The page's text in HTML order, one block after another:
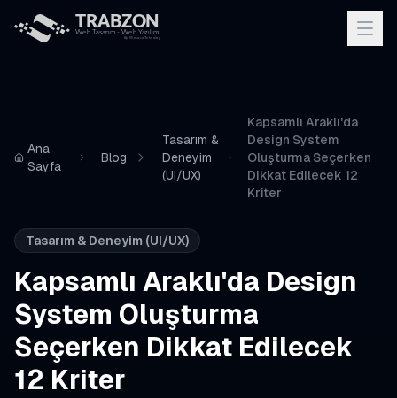
Ana
Sayfa
Blog
Tasarım &
Deneyim
(UI/UX)
Kapsamlı Araklı'da
Design System
Oluşturma Seçerken
Dikkat Edilecek 12
Kriter
Tasarım & Deneyim (UI/UX)
Kapsamlı Araklı'da Design
System Oluşturma
Seçerken Dikkat Edilecek
12 Kriter